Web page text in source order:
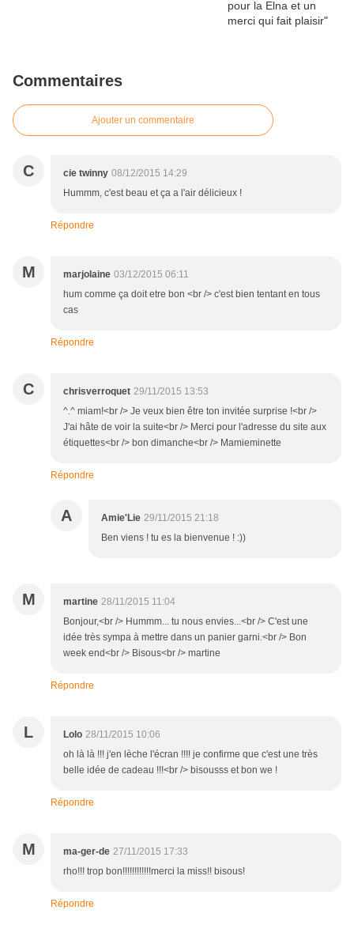
Commentaires
Ajouter un commentaire
C cie twinny 08/12/2015 14:29
Hummm, c'est beau et ça a l'air délicieux !
Répondre
M marjolaine 03/12/2015 06:11
hum comme ça doit etre bon <br /> c'est bien tentant en tous
cas
Répondre
C chrisverroquet 29/11/2015 13:53
^.^ miam!<br /> Je veux bien être ton invitée surprise !<br />
J'ai hâte de voir la suite<br /> Merci pour l'adresse du site aux
étiquettes<br /> bon dimanche<br /> Mamieminette
Répondre
A Amie'Lie 29/11/2015 21:18
Ben viens ! tu es la bienvenue ! :))
M martine 28/11/2015 11:04
Bonjour,<br /> Hummm... tu nous envies...<br /> C'est une
idée très sympa à mettre dans un panier garni.<br /> Bon
week end<br /> Bisous<br /> martine
Répondre
L Lolo 28/11/2015 10:06
oh là là !!! j'en lèche l'écran !!!! je confirme que c'est une très
belle idée de cadeau !!!<br /> bisousss et bon we !
Répondre
M ma-ger-de 27/11/2015 17:33
rho!!! trop bon!!!!!!!!!!!!merci la miss!! bisous!
Répondre